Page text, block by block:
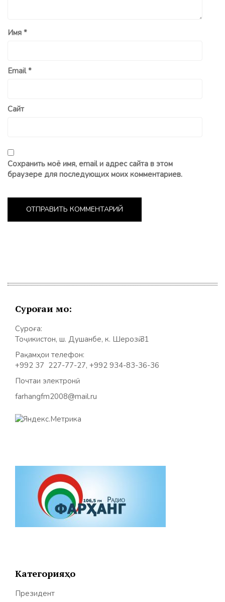
Имя *
Email*
Сайт
Сохранить моё имя, email и адрес сайта в этом
браузере для последующих моих комментариев.
Суроғаи мо:
Суроға:
Тоҷикистон, ш. Душанбе, к. Шерозӣ 31
Рақамҳои телефон:
+992 37 227-77-27, +992 934-83-36-36
Почтаи электронӣ:
farhangfm2008@mail.ru
Категорияҳо
Президент